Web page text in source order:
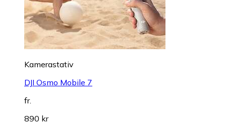
Kamerastativ
DJI Osmo Mobile 7
fr.
890 kr